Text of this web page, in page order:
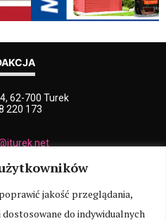
jakość przeglądania,
do indywidualnych
62-700 Turek
220 173
O nas Kontakt